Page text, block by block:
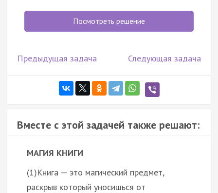
Посмотреть решение
Предыдущая задача Следующая задача
Вместе с этой задачей также решают:
МАГИЯ КНИГИ
(1)Книга — это магический предмет,
раскрыв который уносишься от